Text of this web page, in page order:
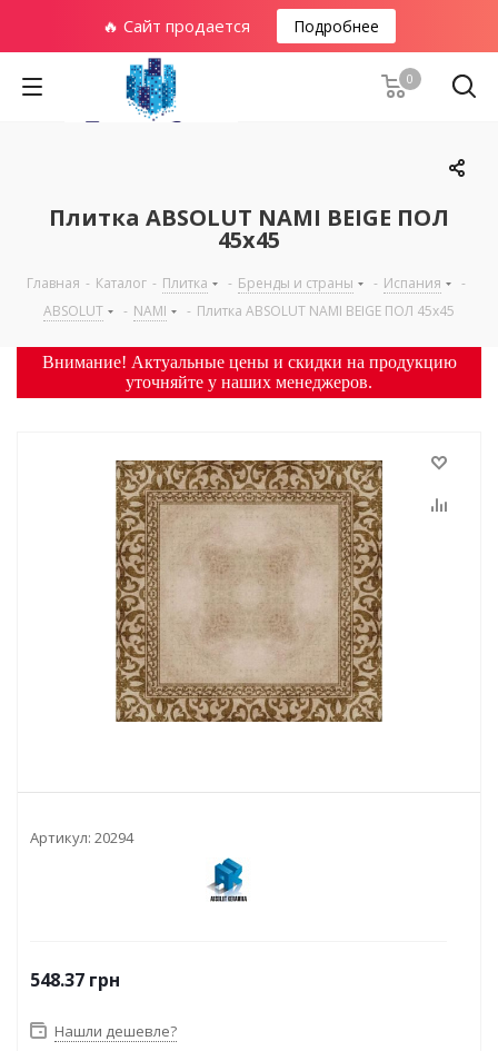
🔥 Сайт продается Подробнее
0
Плитка ABSOLUT NAMI BEIGE ПОЛ
45х45
Главная - Каталог - Плитка - Бренды и страны - Испания
-
ABSOLUT
- NAMI - Плитка ABSOLUT NAMI BEIGE ПОЛ 45х45
Внимание! Актуальные цены и скидки на продукцию
уточняйте у наших менеджеров.
Артикул: 20294
548.37 грн
Нашли дешевле?